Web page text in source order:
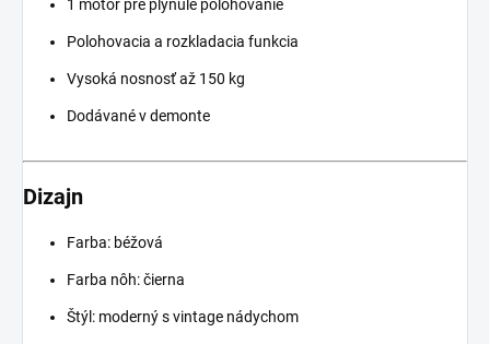
1 motor pre plynulé polohovanie
Polohovacia a rozkladacia funkcia
Vysoká nosnosť až 150 kg
Dodávané v demonte
Dizajn
Farba: béžová
Farba nôh: čierna
Štýl: moderný s vintage nádychom